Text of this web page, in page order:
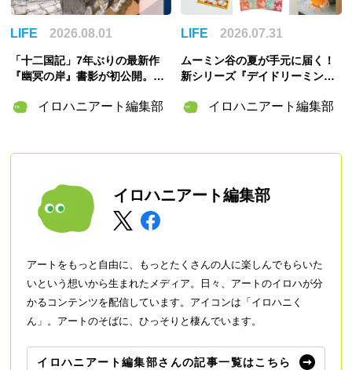
LIFE 2026.08.01
「十二国記」7年ぶりの最新作
『幽冥の岸』書影が初公開。山
在・琅燦イロハニアート編集部
LIFE 2026.07.31
ムーミン谷の夏が手元に届く！
新シリーズ『デイドリーミング
＆「ムーミンの日」スペシャル
イロハニアート編集部
イロハニアート編集部
アートをもっと自由に、もっとたくさんの人に楽しんでもらいた
いという想いから生まれたメディア。日々、アートのイロハが分
かるコンテンツを配信しています。アイコンは「イロハニく
ん」。アートのそばに、ひっそりと棲んでいます。
イロハニアート編集部さんの記事一覧はこちら